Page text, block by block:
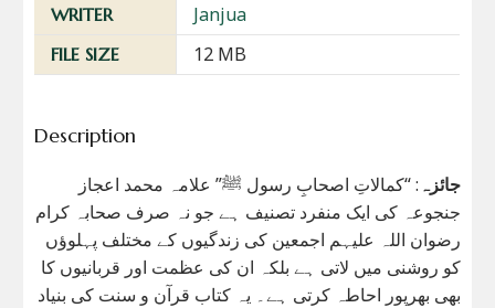
WRITER
Janjua
FILE SIZE 12 MB
Description
جائزہ : “کمالاتِ اصحابِ رسول ﷺ” علامہ محمد اعجاز
جنجوعہ کی ایک منفرد تصنیف ہے جو نہ صرف صحابہ کرام
رضوان اللہ علیہم اجمعین کی زندگیوں کے مختلف پہلوؤں
کو روشنی میں لاتی ہے بلکہ ان کی عظمت اور قربانیوں کا
بھی بھرپور احاطہ کرتی ہے۔ یہ کتاب قرآن و سنت کی بنیاد